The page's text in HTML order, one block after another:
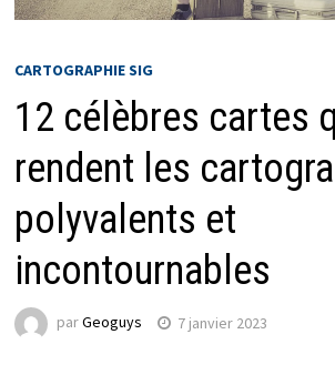
CARTOGRAPHIE SIG
12 célèbres cartes
rendent les
polyvalents et
incontournables
parGeoguys 7 janvier 2023